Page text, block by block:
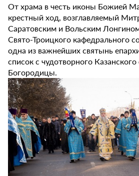
От храма в честь иконы Божией
крестный ход, возглавляемый
Саратовским и Вольским
Свято-Троицкого кафедрального
одна из важнейших святынь
список с чудотворного
Богородицы.